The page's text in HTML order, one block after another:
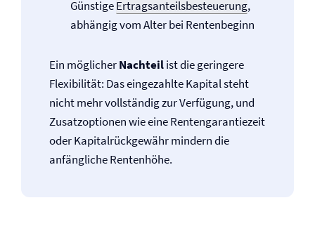
GünstigeErtragsanteilsbesteuerung,
abhängig vom Alter bei Rentenbeginn
Ein möglicherNachteilist die geringere
Flexibilität: Das eingezahlte Kapital steht
nicht mehr vollständig zur Verfügung, und
Zusatzoptionen wie eine Rentengarantiezeit
oder Kapitalrückgewähr mindern die
anfängliche Rentenhöhe.